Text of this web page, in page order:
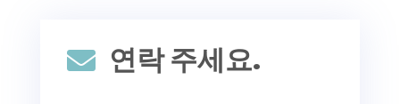
 연락 주세요.